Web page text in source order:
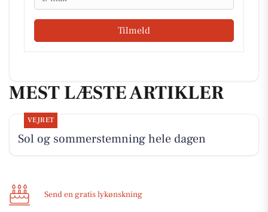
Tilmeld
MEST LÆSTE ARTIKLER
VEJRET
Sol og sommerstemning hele dagen
Send en gratis lykønskning